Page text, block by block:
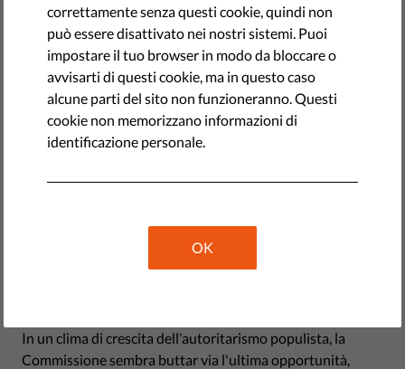
(EVI) suggerito dal Parlamento Europeo e dalle
organizzazioni della società civile e in che misura la
proposta della Commissione segna un punto di svolta
rispetto ai programmi di finanziamento Rights Equality e
Citizenship (REC) e Europe for Citizens (EfC).
La proposta della Commissione garantisce la
che sostanzialmente trattano le ONG come
norme e le politiche dell'UE. In tal senso non include
nessuno degli elementi dell'EVI che spingono verso la
direzione di un settore non governativo propositivo e
In un clima di crescita dell'autoritarismo populista, la
Commissione sembra buttar via l'ultima opportunità,
correttamente senza questi cookie, quindi non
può essere disattivato nei nostri sistemi. Puoi
impostare il tuo browser in modo da bloccare o
avvisarti di questi cookie, ma in questo caso
alcune parti del sito non funzioneranno. Questi
cookie non memorizzano informazioni di
identificazione personale.
OK